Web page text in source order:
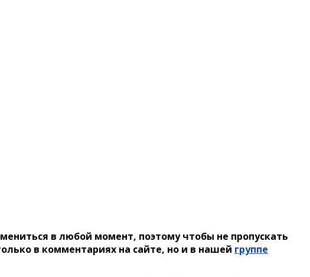
в любой момент, поэтому чтобы не пропускать
в комментариях на сайте, но и в нашей группе